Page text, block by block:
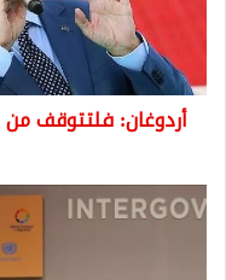
الديمقراطية
المزعومة
لتركيا
أردوغان: فلتتوقف من
وزير
الداخلية